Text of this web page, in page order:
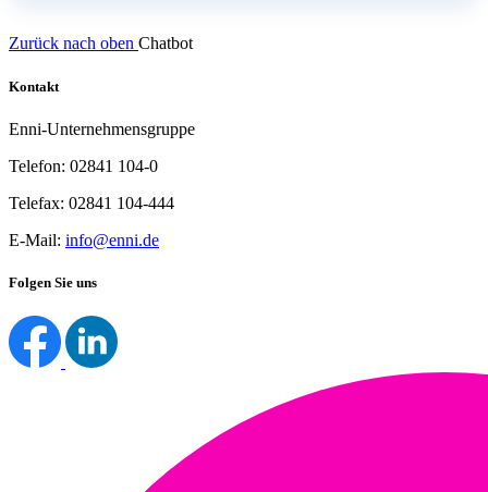
Zurück nach oben Chatbot
Kontakt
Enni-Unternehmensgruppe
Telefon: 02841 104-0
Telefax: 02841 104-444
E-Mail: info@enni.de
Folgen Sie uns